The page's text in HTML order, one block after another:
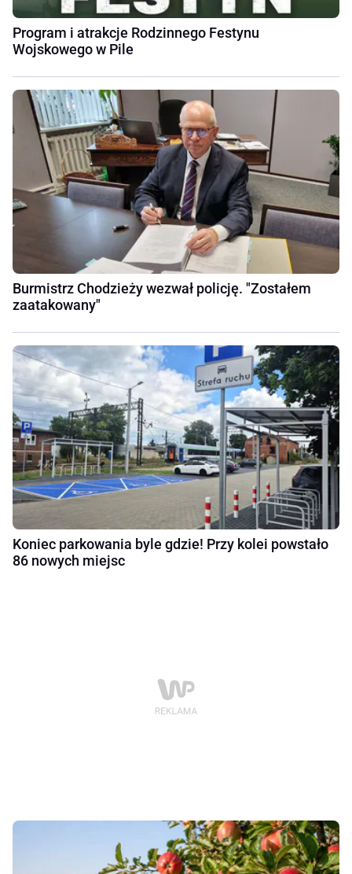
Program i atrakcje Rodzinnego Festynu
Wojskowego w Pile
Burmistrz Chodzieży wezwał policję. "Zostałem
zaatakowany"
Koniec parkowania byle gdzie! Przy kolei powstało
86 nowych miejsc